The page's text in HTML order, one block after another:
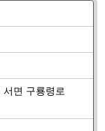
면 구룡령로